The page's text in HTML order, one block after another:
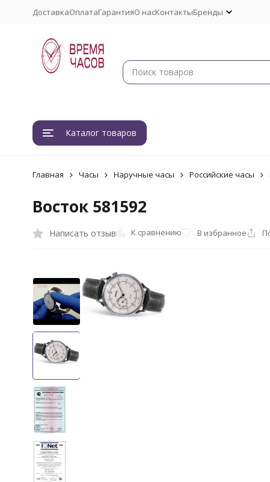
ДоставкаОплатаГарантияО насКонтактыБренды
Каталог товаров
Главная Часы Наручные часы Российские часы
Восток 581592
Написать отзыв К сравнению В избранное